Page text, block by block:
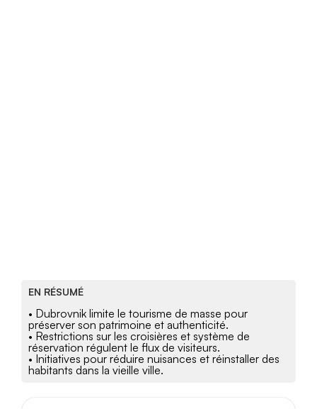
EN RÉSUMÉ
• Dubrovnik limite le tourisme de masse pour
préserver son patrimoine et authenticité.
• Restrictions sur les croisières et système de
réservation régulent le flux de visiteurs.
• Initiatives pour réduire nuisances et réinstaller des
habitants dans la vieille ville.